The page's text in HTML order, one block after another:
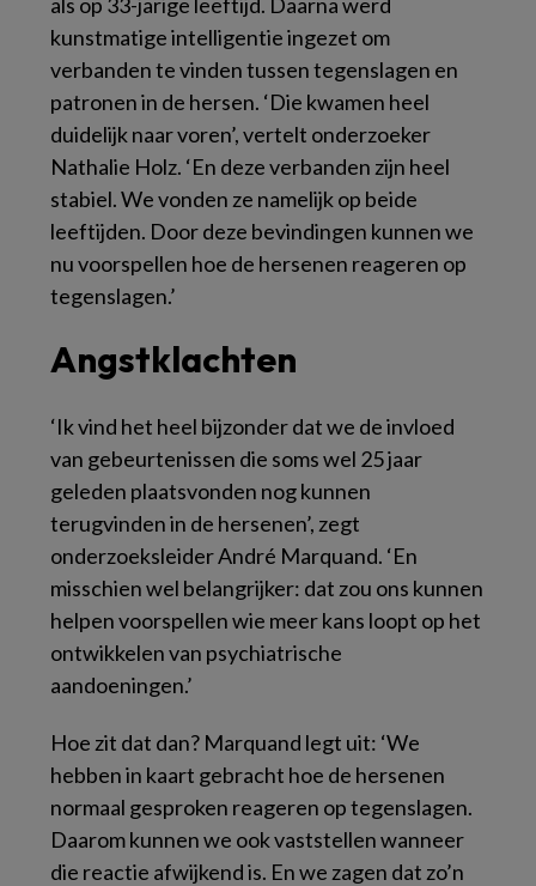
kunstmatige intelligentie ingezet om
verbanden te vinden tussen tegenslagen en
patronen in de hersen. ‘Die kwamen heel
duidelijk naar voren’, vertelt onderzoeker
Nathalie Holz. ‘En deze verbanden zijn heel
stabiel. We vonden ze namelijk op beide
leeftijden. Door deze bevindingen kunnen we
nu voorspellen hoe de hersenen reageren op
tegenslagen.’
Angstklachten
‘Ik vind het heel bijzonder dat we de invloed
van gebeurtenissen die soms wel 25 jaar
geleden plaatsvonden nog kunnen
terugvinden in de hersenen’, zegt
onderzoeksleider André Marquand. ‘En
misschien wel belangrijker: dat zou ons kunnen
helpen voorspellen wie meer kans loopt op het
ontwikkelen van psychiatrische
aandoeningen.’
Hoe zit dat dan? Marquand legt uit: ‘We
hebben in kaart gebracht hoe de hersenen
normaal gesproken reageren op tegenslagen.
Daarom kunnen we ook vaststellen wanneer
die reactie afwijkend is. En we zagen dat zo’n